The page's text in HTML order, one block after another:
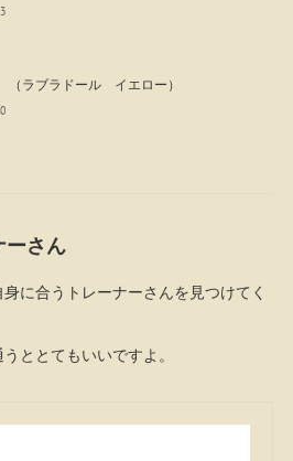
ラブラドール イエロー）
さん
に合うトレーナーさんを見つけてく
ととてもいいですよ。